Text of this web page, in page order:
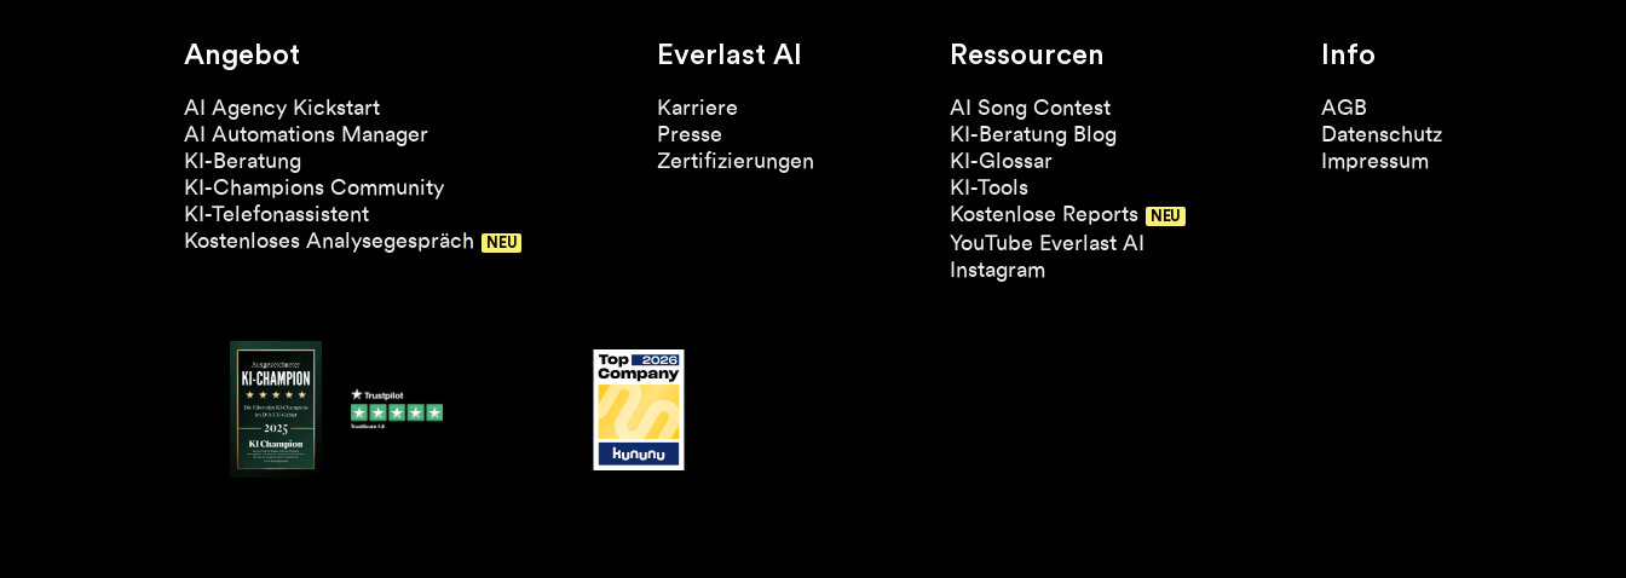
Angebot
AI Agency Kickstart
AI Automations Manager
KI-Beratung
KI-Champions Community
KI-Telefonassistent
Kostenloses Analysegespräch
Everlast AI
Karriere
Presse
Zertifizierungen
Ressourcen
AI Song Contest
KI-Beratung Blog
KI-Glossar
KI-Tools
Kostenlose Reports
YouTube Everlast AI
Instagram
Info
AGB
Datenschutz
Impressum